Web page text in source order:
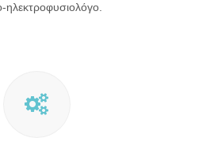
ηλεκτροφυσιολόγο.